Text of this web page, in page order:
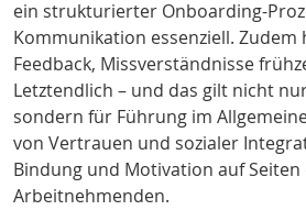
ein strukturierter Onboarding-
Kommunikation essenziell. Zudem
Feedback, Missverständnisse
Letztendlich – und das gilt nicht
sondern für Führung im
von Vertrauen und sozialer
Bindung und Motivation auf Seiten
Arbeitnehmenden.